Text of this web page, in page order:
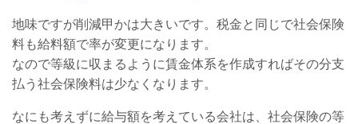
地味ですが削減甲かは大きいです。税金と同じで社会保険
料も給料額で率が変更になります。
なので等級に収まるように賃金体系を作成すればその分支
払う社会保険料は少なくなります。
なにも考えずに給与額を考えている会社は、社会保険の等